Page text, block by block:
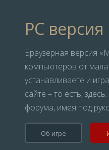
PC
Браузерная версия
компьютеров от мала
устанавливаете и
сайте – то есть,
форума, имея под
Об игре